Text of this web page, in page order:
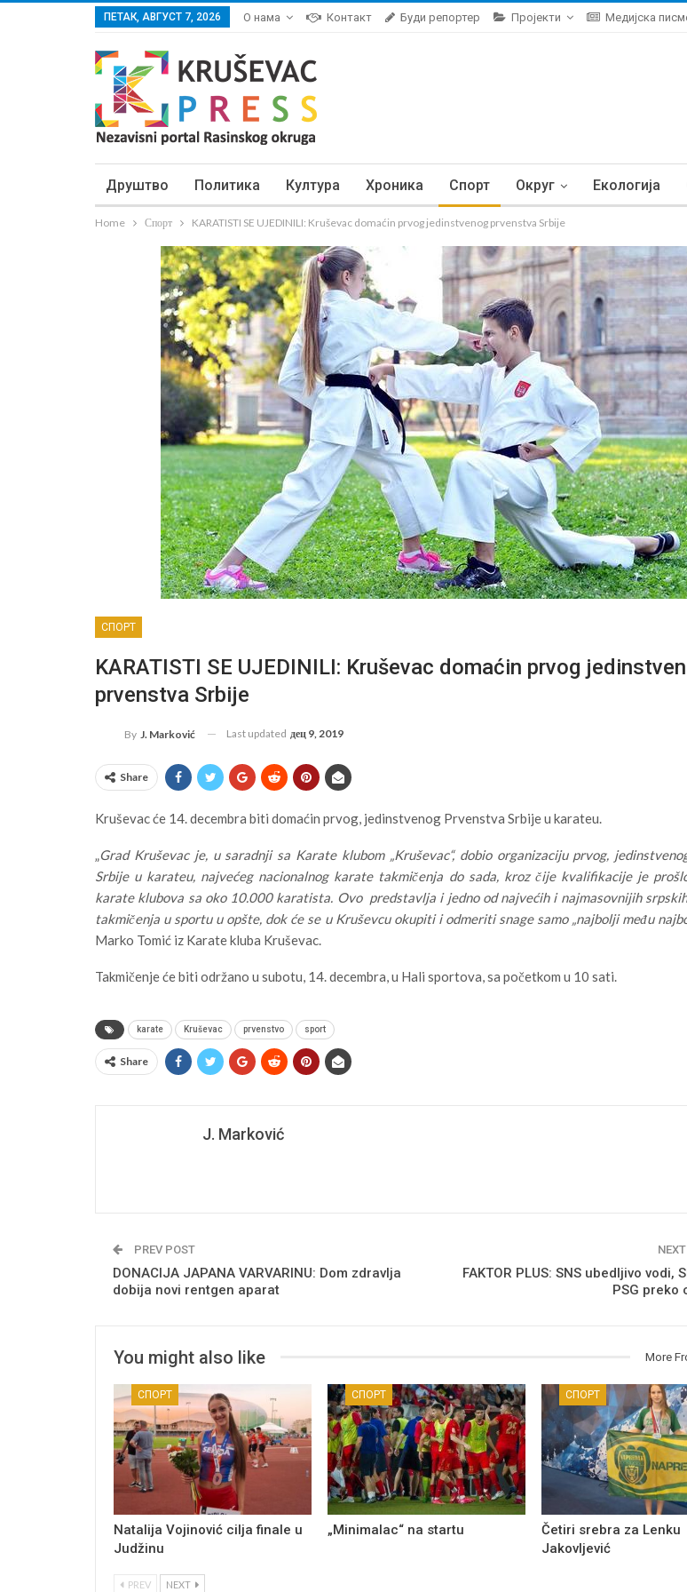
ПЕТАК, АВГУСТ 7, 2026 О нама Контакт Буди репортер Пројекти Медијска
Друштво Политика Култура Хроника Спорт Округ Екологија
Home Спорт KARATISTI SE UJEDINILI: Kruševac domaćin prvog jedinstvenog prvenstva Srbije
СПОРТ
KARATISTI SE UJEDINILI: Kruševac domaćin prvog
prvenstva Srbije
By J. Marković Last updated дец 9, 2019
Share
Kruševac će 14. decembra biti domaćin prvog, jedinstvenog Prvenstva Srbije u karateu.
„Grad Kruševac je, u saradnji sa Karate klubom „Kruševac“, dobio organizaciju prvog,
Srbije u karateu, najvećeg nacionalnog karate takmičenja do sada, kroz čije kvalifikacije je
karate klubova sa oko 10.000 karatista. Ovo predstavlja i jedno od najvećih i najmasovnijih
takmičenja u sportu u opšte, dok će se u Kruševcu okupiti i odmeriti snage samo „najbolji među
Marko Tomić iz Karate kluba Kruševac.
Takmičenje će biti održano u subotu, 14. decembra, u Hali sportova, sa početkom u 10 sati.
karate Kruševac prvenstvo sport
Share
J. Marković
PREV POST
DONACIJA JAPANA VARVARINU: Dom zdravlja
dobija novi rentgen aparat
FAKTOR PLUS: SNS ubedljivo vodi,
PSG preko
You might also like More
СПОРТ
Natalija Vojinović cilja finale u
Judžinu
СПОРТ
„Minimalac“ na startu
СПОРТ
Četiri srebra za Lenku
Jakovljević
PREV NEXT